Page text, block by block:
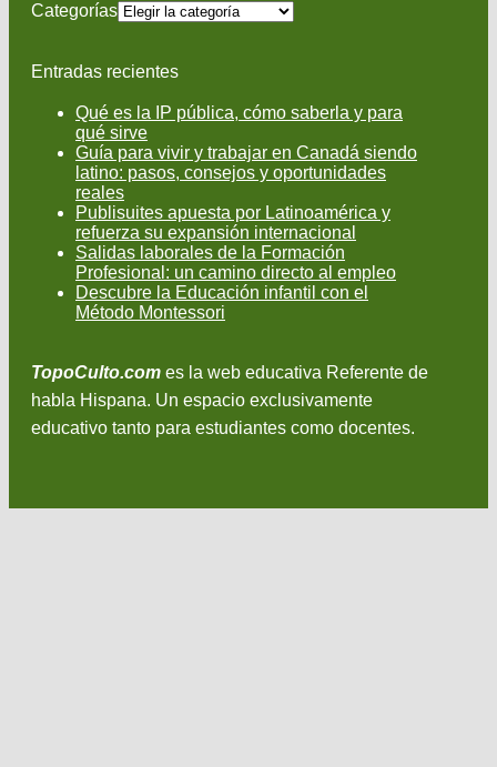
Categorías
Entradas recientes
Qué es la IP pública, cómo saberla y para
qué sirve
Guía para vivir y trabajar en Canadá siendo
latino: pasos, consejos y oportunidades
reales
Publisuites apuesta por Latinoamérica y
refuerza su expansión internacional
Salidas laborales de la Formación
Profesional: un camino directo al empleo
Descubre la Educación infantil con el
Método Montessori
TopoCulto.com es la web educativa Referente de
habla Hispana. Un espacio exclusivamente
educativo tanto para estudiantes como docentes.